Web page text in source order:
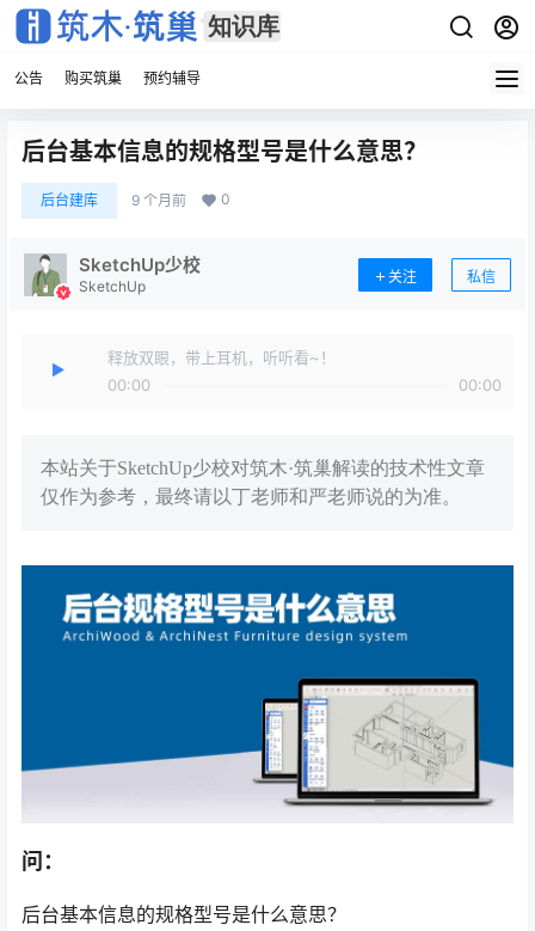
公告 购买筑巢 预约辅导
后台基本信息的规格型号是什么意思？
后台建库 9 个月前 0
SketchUp少校
SketchUp
关注 私信
释放双眼，带上耳机，听听看~！
00:00
00:00
本站关于SketchUp少校对筑木·筑巢解读的技术性文章
仅作为参考，最终请以丁老师和严老师说的为准。
问：
后台基本信息的规格型号是什么意思？